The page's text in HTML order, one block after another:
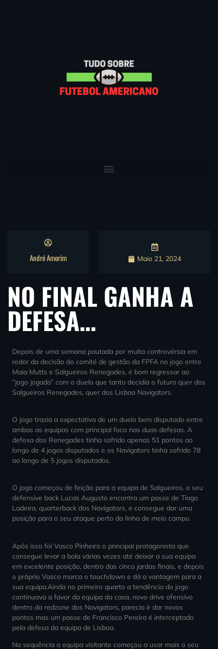
André Amorim Maio 21, 2024
NO FINAL GANHA A
DEFESA…
Depois de uma semana pautada por muita controvérsia em
redor da decisão do comité de gestão da FPFA no jogo entre
Maia Mutts e Salgueiros Renegades, é bom regressar ao
“jogo jogado” com o duelo que tanto decidia o futuro quer dos
Salgueiros Renegades, quer dos Lisboa Navigators.
O jogo trazia a expectativa de um duelo bem disputado entre
ambas as equipas com principal foco nas duas defesas. A
defesa dos Renegades tinha sofrido apenas 51 pontos ao
longo de 4 jogos disputados e os Navigators tinha sofrido 78
ao longo de 5 jogos disputados.
O jogo começou de feição para a equipa de Salgueiros, o seu
defensive back Lucas Augusto encontra um passe de Tiago
Ladeira, quarterback dos Navigators, e consegue dar uma
posição para o seu ataque perto da linha de meio campo.
Após isso foi Vasco Pinheiro o principal protagonista que
consegue levar a bola várias vezes até deixar a sua equipa
em excelente posição, dentro das cinco jardas finais, e depois
o próprio Vasco marca o touchdown e dá a vantagem para a
sua equipa.Ainda no primeiro quarto a tendência do jogo
continuava a favor da equipa da casa, novo drive ofensivo
dentro da redzone dos Navigators, parecia ir dar novos
pontos mas um passe de Francisco Pereira é interceptado
pela defesa da equipa de Lisboa.
Na sequência a equipa visitante começou a usar mais o seu